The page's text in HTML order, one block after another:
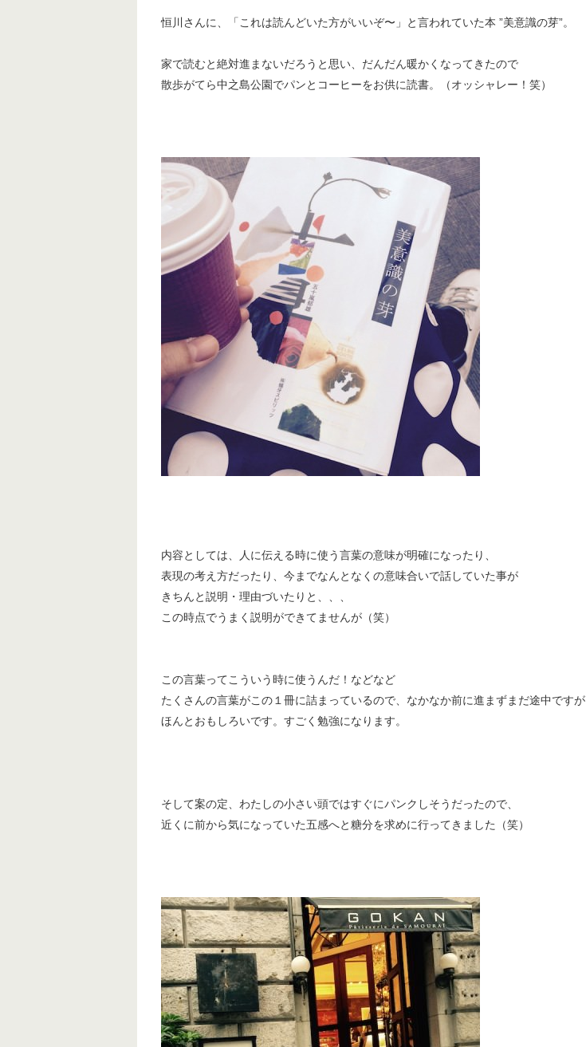
恒川さんに、「これは読んどいた方がいいぞ〜」と言われていた本 ”美意識の芽”。
家で読むと絶対進まないだろうと思い、だんだん暖かくなってきたので
散歩がてら中之島公園でパンとコーヒーをお供に読書。（オッシャレー！笑）
内容としては、人に伝える時に使う言葉の意味が明確になったり、
表現の考え方だったり、今までなんとなくの意味合いで話していた事が
きちんと説明・理由づいたりと、、、
この時点でうまく説明ができてませんが（笑）
この言葉ってこういう時に使うんだ！などなど
たくさんの言葉がこの１冊に詰まっているので、なかなか前に進まずまだ途中ですが
ほんとおもしろいです。すごく勉強になります。
そして案の定、わたしの小さい頭ではすぐにパンクしそうだったので、
近くに前から気になっていた五感へと糖分を求めに行ってきました（笑）